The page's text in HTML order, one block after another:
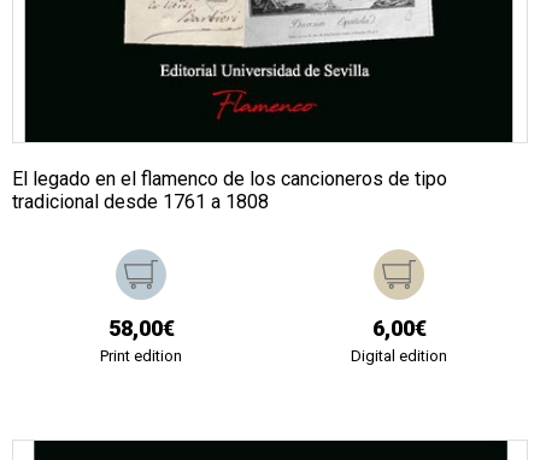
El legado en el flamenco de los cancioneros de tipo
tradicional desde 1761 a 1808
58,00€
Print edition
6,00€
Digital edition